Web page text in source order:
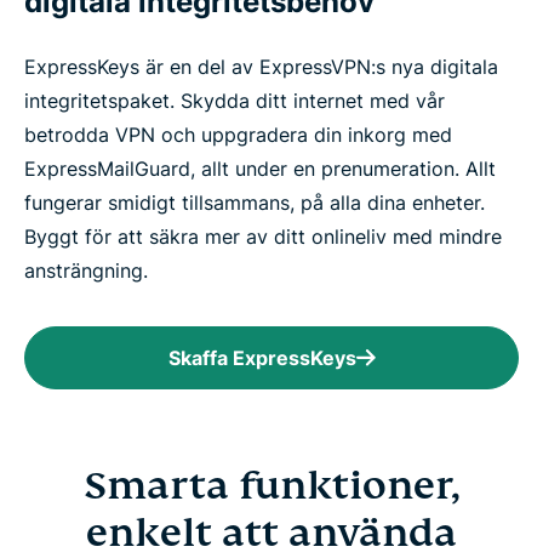
ExpressKeys är en del av ExpressVPN:s nya digitala
integritetspaket. Skydda ditt internet med vår
betrodda VPN och uppgradera din inkorg med
ExpressMailGuard, allt under en prenumeration. Allt
fungerar smidigt tillsammans, på alla dina enheter.
Byggt för att säkra mer av ditt onlineliv med mindre
ansträngning.
Skaffa ExpressKeys
Smarta funktioner,
enkelt att använda